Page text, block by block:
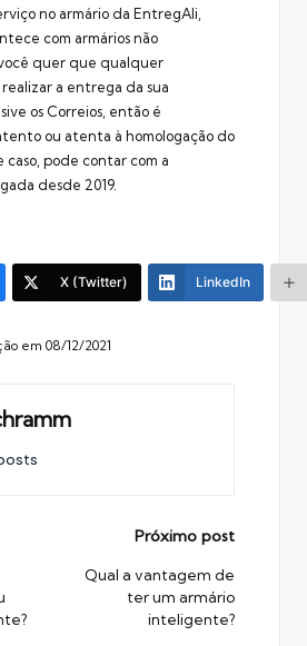
no armário da EntregAli,
com armários não
quer que qualquer
a entrega da sua
os Correios, então é
ou atenta à homologação do
caso, pode contar com a
desde 2019.
X (Twitter) LinkedIn
em 08/12/2021
Próximo post
Qual a vantagem de
ter um armário
inteligente?